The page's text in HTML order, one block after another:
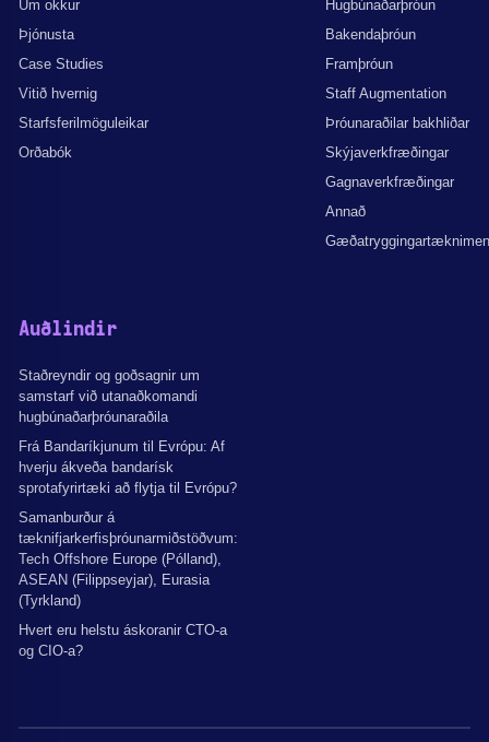
Um okkur
Þjónusta
Case Studies
Vitið hvernig
Starfsferilmöguleikar
Orðabók
Hugbúnaðarþróun
Bakendaþróun
Framþróun
Staff Augmentation
Þróunaraðilar bakhliðar
Skýjaverkfræðingar
Gagnaverkfræðingar
Annað
Auðlindir
Staðreyndir og goðsagnir um
samstarf við utanaðkomandi
hugbúnaðarþróunaraðila
Frá Bandaríkjunum til Evrópu: Af
hverju ákveða bandarísk
sprotafyrirtæki að flytja til Evrópu?
Samanburður á
tæknifjarkerfisþróunarmiðstöðvum:
Tech Offshore Europe (Pólland),
ASEAN (Filippseyjar), Eurasia
(Tyrkland)
Hvert eru helstu áskoranir CTO-a
og CIO-a?